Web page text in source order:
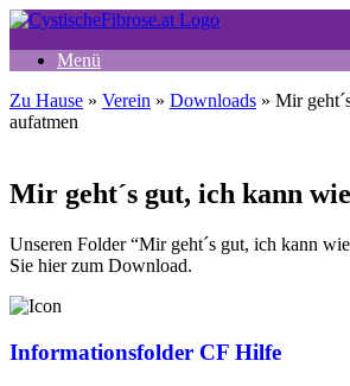
Zum
springenMenü
Zu Hause » Verein » Downloads » Mir
aufatmen
Mir geht´s gut, ich kann
Unseren Folder “Mir geht´s gut, ich kann
Sie hier zum Download.
Informationsfolder CF Hilfe